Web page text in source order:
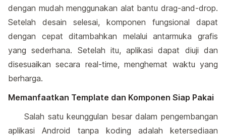
dengan mudah menggunakan alat bantu drag-and-drop.
Setelah desain selesai, komponen fungsional dapat
dengan cepat ditambahkan melalui antarmuka grafis
yang sederhana. Setelah itu, aplikasi dapat diuji dan
disesuaikan secara real-time, menghemat waktu yang
berharga.
Memanfaatkan Template dan Komponen Siap Pakai
Salah satu keunggulan besar dalam pengembangan
aplikasi Android tanpa koding adalah ketersediaan